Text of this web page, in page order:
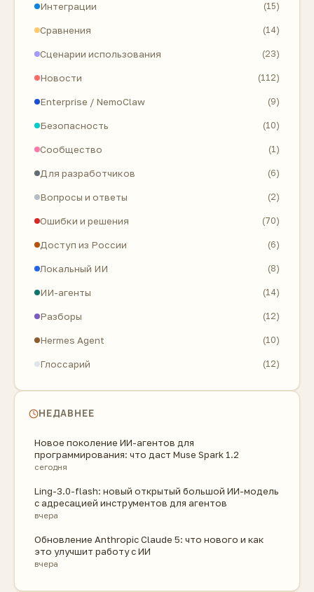
Интеграции (15)
Сравнения (14)
Сценарии использования (23)
Новости (112)
Enterprise / NemoClaw (9)
Безопасность (10)
Сообщество (1)
Для разработчиков (6)
Вопросы и ответы (2)
Ошибки и решения (70)
Доступ из России (6)
Локальный ИИ (8)
ИИ-агенты (14)
Разборы (12)
Hermes Agent (10)
Глоссарий (12)
НЕДАВНЕЕ
Новое поколение ИИ-агентов для
программирования: что даст Muse Spark 1.2
сегодня
Ling-3.0-flash: новый открытый большой ИИ-модель
с адресацией инструментов для агентов
вчера
Обновление Anthropic Claude 5: что нового и как
это улучшит работу с ИИ
вчера